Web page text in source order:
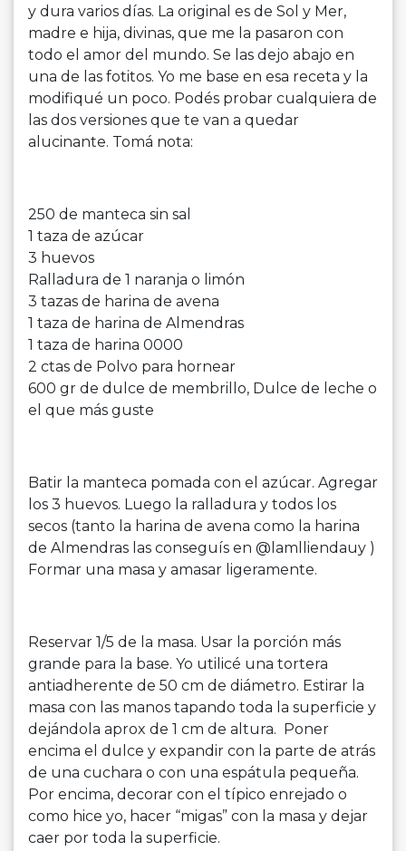
y dura varios días. La original es de Sol y Mer,
madre e hija, divinas, que me la pasaron con
todo el amor del mundo. Se las dejo abajo en
una de las fotitos. Yo me base en esa receta y la
modifiqué un poco. Podés probar cualquiera de
las dos versiones que te van a quedar
alucinante. Tomá nota:
250 de manteca sin sal
1 taza de azúcar
3 huevos
Ralladura de 1 naranja o limón
3 tazas de harina de avena
1 taza de harina de Almendras
1 taza de harina 0000
2 ctas de Polvo para hornear
600 gr de dulce de membrillo, Dulce de leche o
el que más guste
Batir la manteca pomada con el azúcar. Agregar
los 3 huevos. Luego la ralladura y todos los
secos (tanto la harina de avena como la harina
de Almendras las conseguís en @lamlliendauy )
Formar una masa y amasar ligeramente.
Reservar 1/5 de la masa. Usar la porción más
grande para la base. Yo utilicé una tortera
antiadherente de 50 cm de diámetro. Estirar la
masa con las manos tapando toda la superficie y
dejándola aprox de 1 cm de altura. Poner
encima el dulce y expandir con la parte de atrás
de una cuchara o con una espátula pequeña.
Por encima, decorar con el típico enrejado o
como hice yo, hacer “migas” con la masa y dejar
caer por toda la superficie.